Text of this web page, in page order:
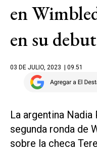
en
en su debut
03 DE JULIO, 2023 | 09.51
La argentina
segunda ronda de
sobre la checa